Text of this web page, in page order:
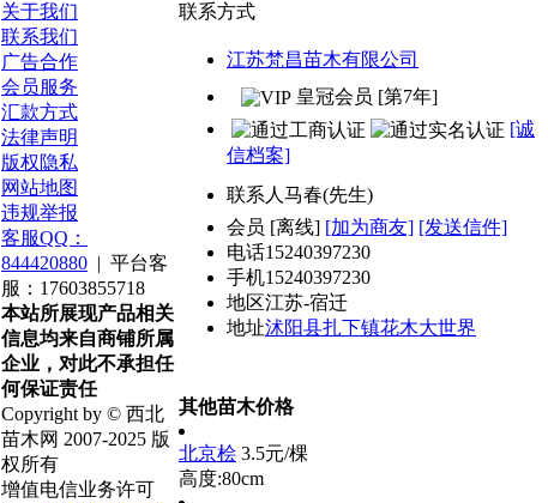
联系方式
江苏梵昌苗木有限公司
皇冠会员 [第7年]
[诚
信档案]
联系人 马春(先生)
会员 [离线] [加为商友] [发送信件]
电话15240397230
手机15240397230
地区江苏-宿迁
地址沭阳县扎下镇花木大世界
其他苗木价格
北京桧 3.5元/棵
高度:80cm
关于我们
联系我们
广告合作
会员服务
汇款方式
法律声明
版权隐私
网站地图
违规举报
客服QQ：
844420880 | 平台客
服：17603855718
本站所展现产品相关
信息均来自商铺所属
企业，对此不承担任
何保证责任
Copyright by © 西北
苗木网 2007-2025 版
权所有
增值电信业务许可